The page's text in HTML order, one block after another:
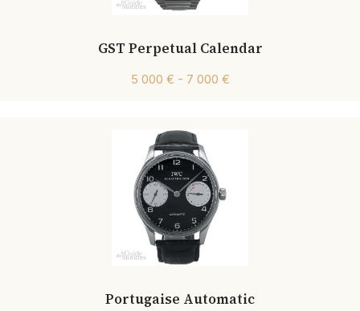
GST Perpetual Calendar
5 000 € - 7 000 €
Portugaise Automatic